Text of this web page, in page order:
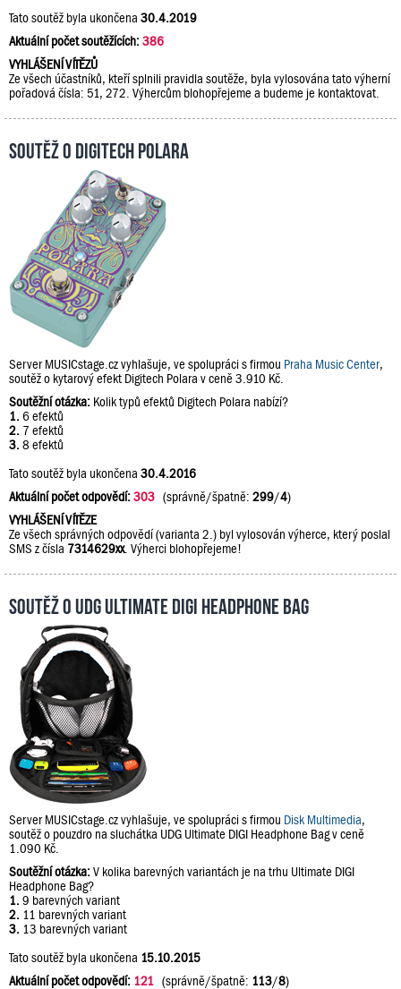
Tato soutěž byla ukončena 30.4.2019
Aktuální počet soutěžících:386
VYHLÁŠENÍ VÍTĚZŮ
Ze všech účastníků, kteří splnili pravidla soutěže, byla vylosována tato výherní
pořadová čísla: 51, 272. Výhercům blohopřejeme a budeme je kontaktovat.
Soutěž o Digitech Polara
Server MUSICstage.cz vyhlašuje, ve spolupráci s firmou Praha Music Center,
soutěž o kytarový efekt Digitech Polara v ceně 3.910 Kč.
Soutěžní otázka: Kolik typů efektů Digitech Polara nabízí?
1. 6 efektů
2. 7 efektů
3. 8 efektů
Tato soutěž byla ukončena 30.4.2016
Aktuální počet odpovědí:303 (správně/špatně: 299/4)
VYHLÁŠENÍ VÍTĚZE
Ze všech správných odpovědí (varianta 2.) byl vylosován výherce, který poslal
SMS z čísla 7314629xx. Výherci blohopřejeme!
Soutěž o UDG Ultimate DIGI Headphone Bag
Server MUSICstage.cz vyhlašuje, ve spolupráci s firmou Disk Multimedia,
soutěž o pouzdro na sluchátka UDG Ultimate DIGI Headphone Bag v ceně
1.090 Kč.
Soutěžní otázka:V kolika barevných variantách je na trhu Ultimate DIGI
Headphone Bag?
1. 9 barevných variant
2. 11 barevných variant
3. 13 barevných variant
Tato soutěž byla ukončena 15.10.2015
Aktuální počet odpovědí: 121 (správně/špatně: 113/8)